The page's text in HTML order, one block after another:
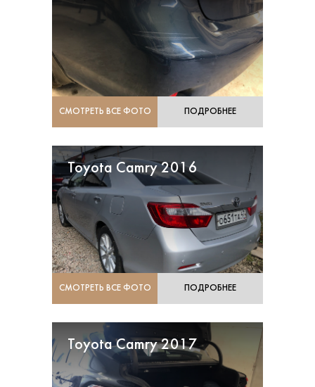
СМОТРЕТЬ ВСЕ ФОТО ПОДРОБНЕЕ
Toyota Camry 2016
СМОТРЕТЬ ВСЕ ФОТО ПОДРОБНЕЕ
Toyota Camry 2017